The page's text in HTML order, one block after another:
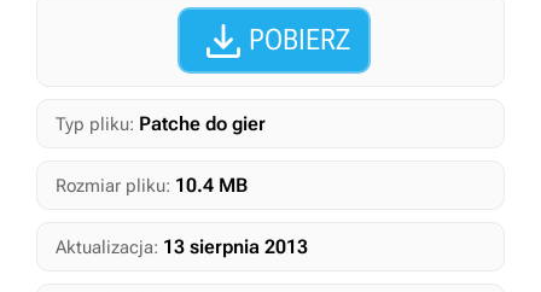
 POBIERZ
Typ pliku: Patche do gier
Rozmiar pliku: 10.4 MB
Aktualizacja: 13 sierpnia 2013